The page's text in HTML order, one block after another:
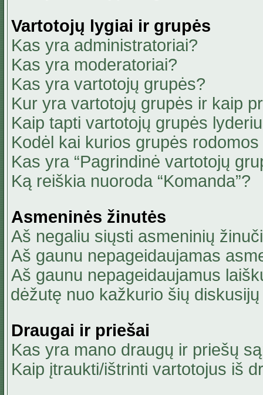
Vartotojų lygiai ir grupės
Kas yra administratoriai?
Kas yra moderatoriai?
Kas yra vartotojų grupės?
Kur yra vartotojų grupės ir kaip
Kaip tapti vartotojų grupės
Kodėl kai kurios grupės
Kas yra “Pagrindinė vartotojų
Ką reiškia nuoroda “Komanda”?
Asmeninės žinutės
Aš negaliu siųsti asmeninių
Aš gaunu nepageidaujamas
Aš gaunu nepageidaujamus
dėžutę nuo kažkurio šių
Draugai ir priešai
Kas yra mano draugų ir priešų
Kaip įtraukti/ištrinti vartotojus iš